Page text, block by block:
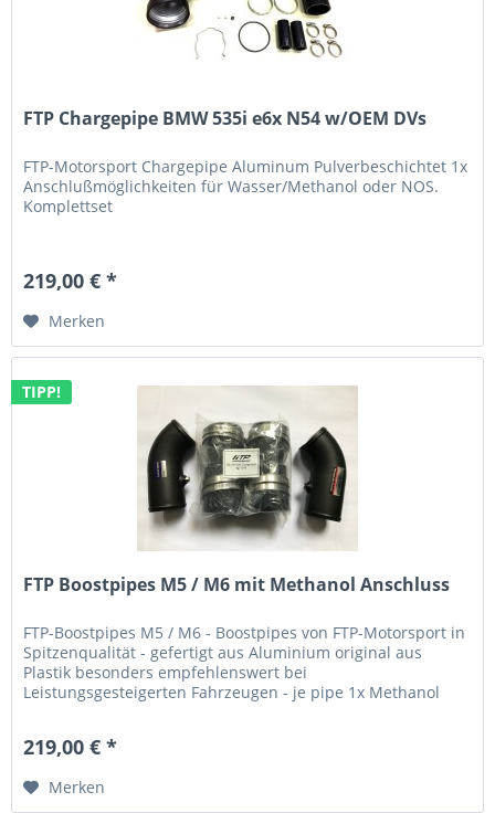
FTP Chargepipe BMW 535i e6x N54 w/OEM DVs
FTP-Motorsport Chargepipe Aluminum Pulverbeschichtet 1x
Anschlußmöglichkeiten für Wasser/Methanol oder NOS.
Komplettset
219,00 € *
Merken
TIPP!
FTP Boostpipes M5 / M6 mit Methanol Anschluss
FTP-Boostpipes M5 / M6 - Boostpipes von FTP-Motorsport in
Spitzenqualität - gefertigt aus Aluminium original aus
Plastik besonders empfehlenswert bei
Leistungsgesteigerten Fahrzeugen - je pipe 1x Methanol
219,00 € *
Merken